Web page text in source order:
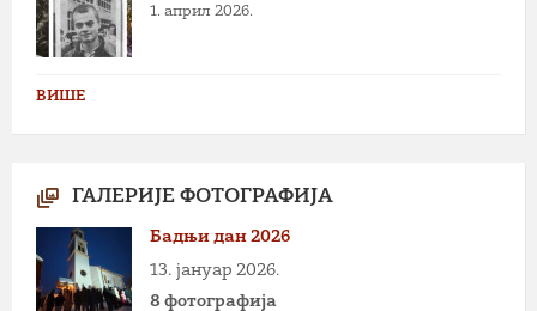
1. април 2026.
ВИШЕ
ГАЛЕРИЈЕ ФОТОГРАФИЈА
Бадњи дан 2026
13. јануар 2026.
8 фотографија